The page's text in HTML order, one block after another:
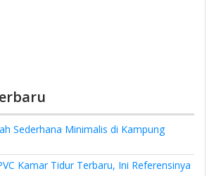
Sederhana Minimalis di Kampung
Kamar Tidur Terbaru, Ini Referensinya